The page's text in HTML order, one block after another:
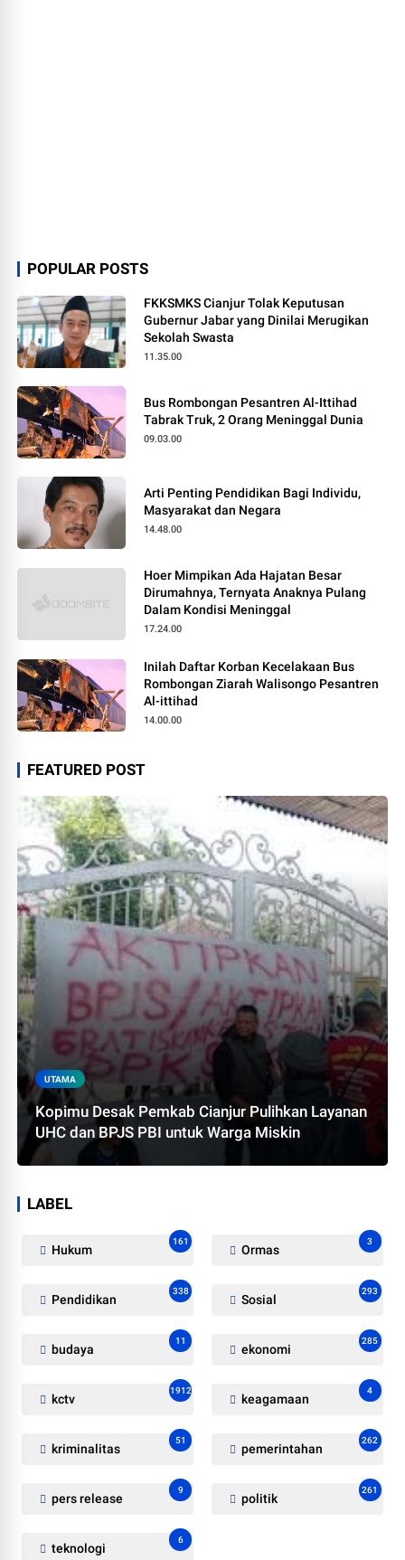
POPULAR POSTS
FKKSMKS Cianjur Tolak Keputusan
Gubernur Jabar yang Dinilai Merugikan
Sekolah Swasta
11.35.00
Bus Rombongan Pesantren Al-Ittihad
Tabrak Truk, 2 Orang Meninggal Dunia
09.03.00
Arti Penting Pendidikan Bagi Individu,
Masyarakat dan Negara
14.48.00
Hoer Mimpikan Ada Hajatan Besar
Dirumahnya, Ternyata Anaknya Pulang
Dalam Kondisi Meninggal
17.24.00
Inilah Daftar Korban Kecelakaan Bus
Rombongan Ziarah Walisongo Pesantren
Al-ittihad
14.00.00
FEATURED POST
UTAMA
Kopimu Desak Pemkab Cianjur Pulihkan Layanan
UHC dan BPJS PBI untuk Warga Miskin
LABEL
Hukum
161
Ormas
3
Pendidikan
338
Sosial
293
budaya
11
ekonomi
285
kctv
1912
keagamaan
4
kriminalitas
51
pemerintahan
262
pers release
9
politik
261
teknologi
6